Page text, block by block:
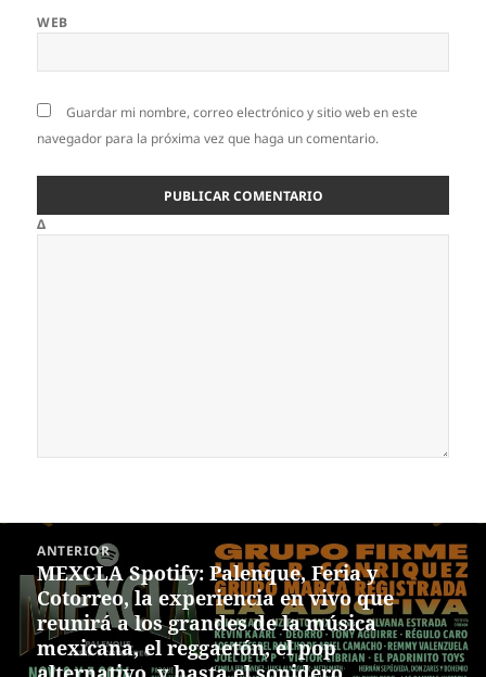
WEB
Guardar mi nombre, correo electrónico y sitio web en este
navegador para la próxima vez que haga un comentario.
Δ
Navegación
entradas
ANTERIOR
Entrada
anterior:
MEXCLA Spotify: Palenque, Feria y
Cotorreo, la experiencia en vivo que
reunirá a los grandes de la música
mexicana, el reggaetón, el pop